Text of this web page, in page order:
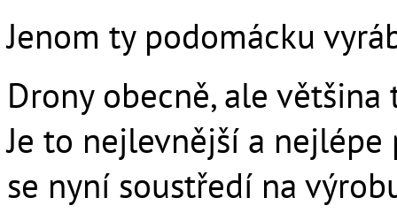
Jenom ty podomácku
Drony obecně, ale
Je to nejlevnější a
se nyní soustředí na